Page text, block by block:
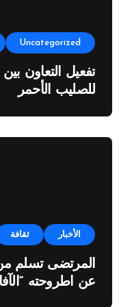
Uncategorized
تفعيل التعاون
للصليب الأحمر
الأخبار ثقافة
المرتضى تسلم
عن اطروحته